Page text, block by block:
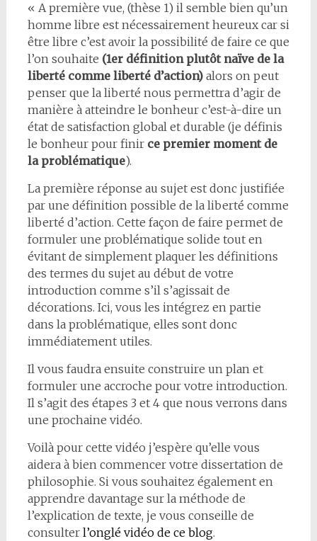
« A première vue, (thèse 1) il semble bien qu’un
homme libre est nécessairement heureux car si
être libre c’est avoir la possibilité de faire ce que
l’on souhaite (1er définition plutôt naïve de la
liberté comme liberté d’action)alors on peut
penser que la liberté nous permettra d’agir de
manière à atteindre le bonheur c’est-à-dire un
état de satisfaction global et durable (je définis
le bonheur pour finir ce premier moment de
la problématique).
La première réponse au sujet est donc justifiée
par une définition possible de la liberté comme
liberté d’action. Cette façon de faire permet de
formuler une problématique solide tout en
évitant de simplement plaquer les définitions
des termes du sujet au début de votre
introduction comme s’il s’agissait de
décorations. Ici, vous les intégrez en partie
dans la problématique, elles sont donc
immédiatement utiles.
Il vous faudra ensuite construire un plan et
formuler une accroche pour votre introduction.
Il s’agit des étapes 3 et 4 que nous verrons dans
une prochaine vidéo.
Voilà pour cette vidéo j’espère qu’elle vous
aidera à bien commencer votre dissertation de
philosophie. Si vous souhaitez également en
apprendre davantage sur la méthode de
l’explication de texte, je vous conseille de
consulter l’onglé vidéo de ce blog.